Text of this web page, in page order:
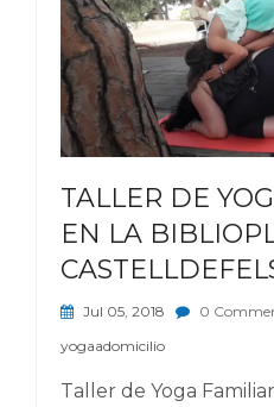
TALLER DE
EN LA
Jul 05, 2018 0
yogaadomicilio
Taller de Yoga